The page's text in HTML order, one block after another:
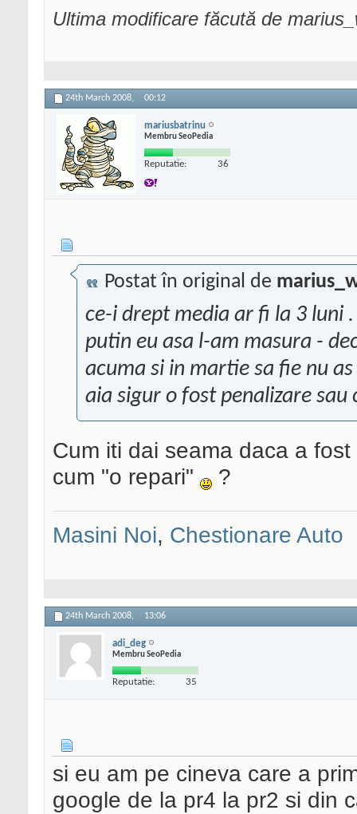
Ultima modificare făcută de
24th March 2008, 00:12
mariusbatrinu
Membru SeoPedia
Reputatie: 36
Postat în original de
ce-i drept media ar fi la 3 luni
putin eu asa l-am masura -
acuma si in martie sa fie nu
aia sigur o fost penalizare
Cum iti dai seama daca a
cum "o repari"
?
Masini Noi, Chestionare Auto
24th March 2008, 13:06
adi_deg
Membru SeoPedia
Reputatie: 35
si eu am pe cineva care a
google de la pr4 la pr2 si din